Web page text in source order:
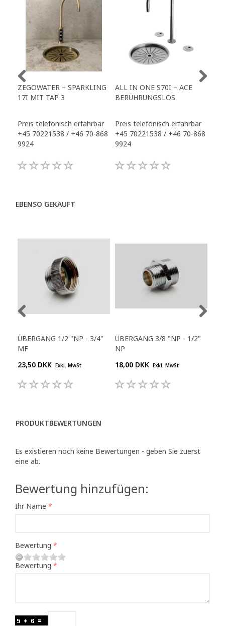
ZEGOWATER – SPARKLING
17I MIT TAP 3
Preis telefonisch erfahrbar
+45 70221538 / +46 70-868
9924
ALL IN ONE S70I – ACE
BERÜHRUNGSLOS
Preis telefonisch erfahrbar
+45 70221538 / +46 70-868
9924
EBENSO GEKAUFT
ÜBERGANG 1/2 "NP - 3/4"
MF
23,50 DKK Exkl. MwSt
ÜBERGANG 3/8 "NP - 1/2"
NP
18,00 DKK Exkl. MwSt
PRODUKTBEWERTUNGEN
Es existieren noch keine Bewertungen - geben Sie zuerst
eine ab.
Bewertung hinzufügen:
Ihr Name
Bewertung
Bewertung